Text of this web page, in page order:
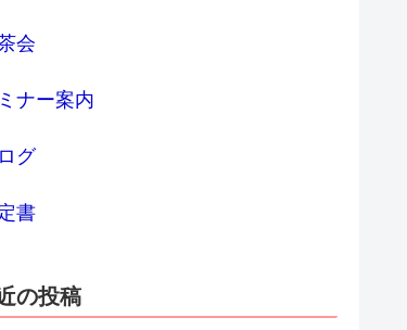
会
ナー案内
グ
書
の投稿